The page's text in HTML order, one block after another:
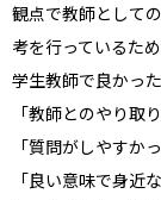
観点で教師として
考を行っているため
学生教師で良かった
「教師とのやり取
「質問がしやすかっ
「良い意味で身近